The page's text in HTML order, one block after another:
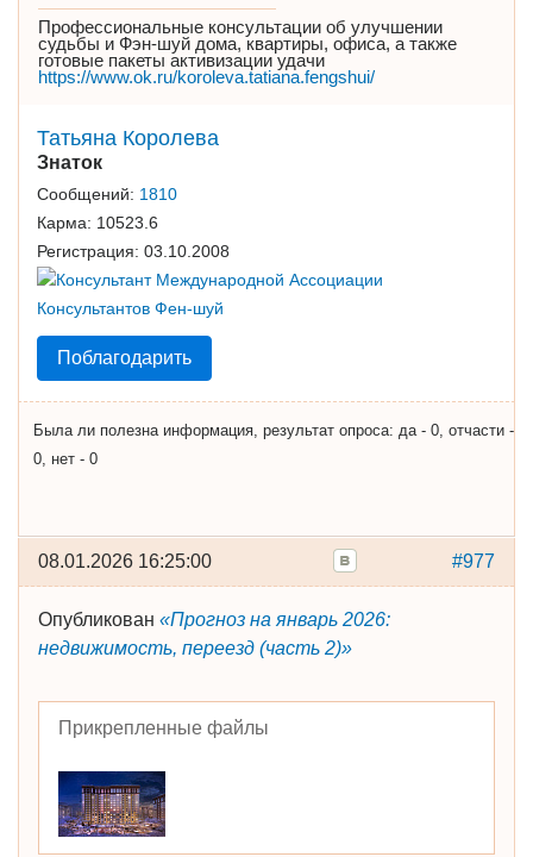
Профессиональные консультации об улучшении
судьбы и Фэн-шуй дома, квартиры, офиса, а также
готовые пакеты активизации удачи
https://www.ok.ru/koroleva.tatiana.fengshui/
Татьяна Королева
Знаток
Сообщений: 1810
Карма: 10523.6
Регистрация: 03.10.2008
Поблагодарить
Была ли полезна информация, результат опроса: да - 0, отчасти -
0, нет - 0
#977
08.01.2026 16:25:00
Опубликован «Прогноз на январь 2026:
недвижимость, переезд (часть 2)»
Прикрепленные файлы